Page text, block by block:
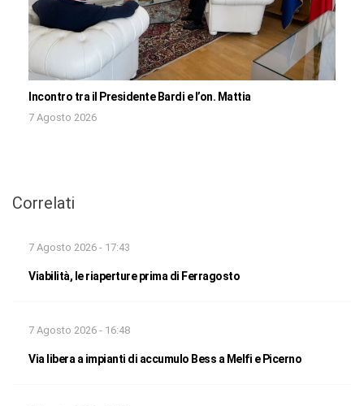
Incontro tra il Presidente Bardi e l’on. Mattia
7 Agosto 2026
Correlati
7 Agosto 2026 - 17:43
Viabilità, le riaperture prima di Ferragosto
7 Agosto 2026 - 16:48
Via libera a impianti di accumulo Bess a Melfi e Picerno